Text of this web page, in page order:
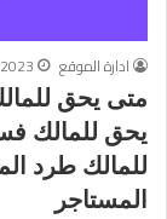
ادارة الموقع
متى يحق
يحق للمالك
للمالك طرد
المستاجر